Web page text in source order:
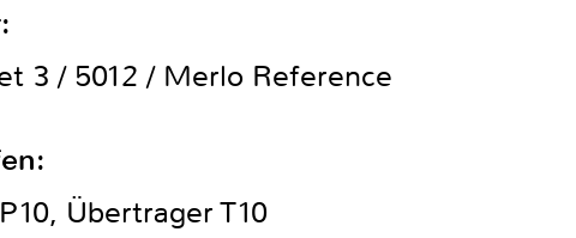
3 / 5012 / Merlo Reference
Übertrager T10